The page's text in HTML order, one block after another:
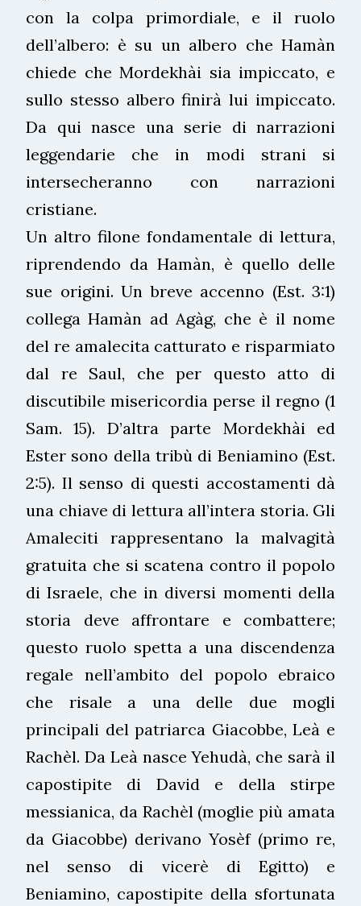
con la colpa primordiale, e il ruolo
dell’albero: è su un albero che Hamàn
chiede che Mordekhài sia impiccato, e
sullo stesso albero finirà lui impiccato.
Da qui nasce una serie di narrazioni
leggendarie che in modi strani si
intersecheranno con narrazioni
cristiane.
Un altro filone fondamentale di lettura,
riprendendo da Hamàn, è quello delle
sue origini. Un breve accenno (Est. 3:1)
collega Hamàn ad Agàg, che è il nome
del re amalecita catturato e risparmiato
dal re Saul, che per questo atto di
discutibile misericordia perse il regno (1
Sam. 15). D’altra parte Mordekhài ed
Ester sono della tribù di Beniamino (Est.
2:5). Il senso di questi accostamenti dà
una chiave di lettura all’intera storia. Gli
Amaleciti rappresentano la malvagità
gratuita che si scatena contro il popolo
di Israele, che in diversi momenti della
storia deve affrontare e combattere;
questo ruolo spetta a una discendenza
regale nell’ambito del popolo ebraico
che risale a una delle due mogli
principali del patriarca Giacobbe, Leà e
Rachèl. Da Leà nasce Yehudà, che sarà il
capostipite di David e della stirpe
messianica, da Rachèl (moglie più amata
da Giacobbe) derivano Yosèf (primo re,
nel senso di vicerè di Egitto) e
Beniamino, capostipite della sfortunata